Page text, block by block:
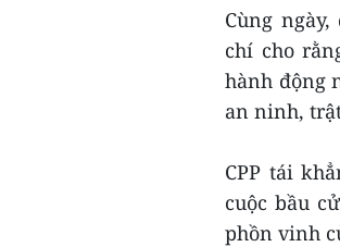
Cùng
chí cho
hành động
an ninh,
CPP tái
cuộc bầu
phồn vinh